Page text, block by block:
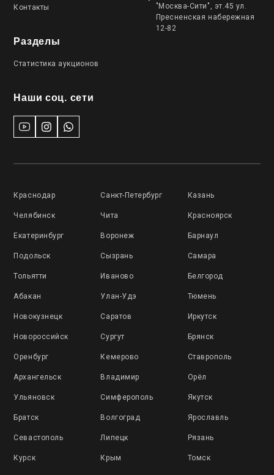
Контакты
Разделы
Статистика аукционов
Наши соц. сети
"Москва-Сити", эт.45 ул.
Пресненская набережная
12-82
Краснодар Санкт-Петербург Казань
Челябинск Чита Красноярск
Екатеринбург Воронеж Барнаул
Подольск Сызрань Самара
Тольятти Иваново Белгород
Абакан Улан-Удэ Тюмень
Новокузнецк Саратов Иркутск
Новороссийск Сургут Брянск
Оренбург Кемерово Ставрополь
Архангельск Владимир Орёл
Ульяновск Симферополь Якутск
Братск Волгоград Ярославль
Севастополь Липецк Рязань
Курск Крым Томск